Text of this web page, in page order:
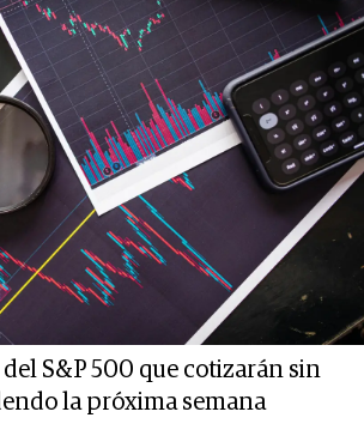
del S&P 500 que cotizarán sin
la próxima semana